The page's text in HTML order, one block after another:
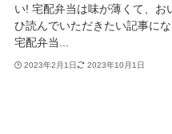
い! 宅配弁当は味が薄くて、
ひ読んでいただきたい記事に
宅配弁当...
2023年2月1日 2023年10月1日